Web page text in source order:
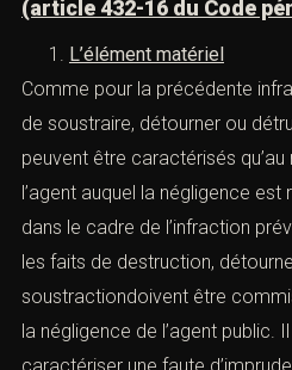
L’AUTEUR DES FAITS AIT
S’APPROPRIER
LES FONDS DÉTOURNÉS,
AIT TIRÉ UN PROFIT
Si l’infraction est effectivement
public encourt une peine de dix
et d’un milliond’euros
montant peut-être porté
l’infraction (article 432-15du